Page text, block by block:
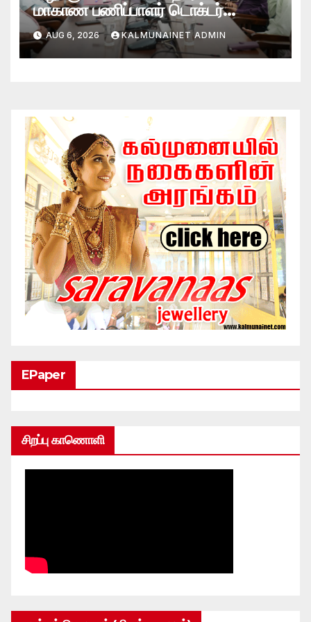
மாகாண பணிப்பாளர் டொக்டர்
சரவணபவன் கல்முனை பிராந்திய
சுகாதார சேவைகள் பணிமனைக்கு
விஜயம்!
AUG 6, 2026 KALMUNAINET ADMIN
EPaper
சிறப்பு காணொளி